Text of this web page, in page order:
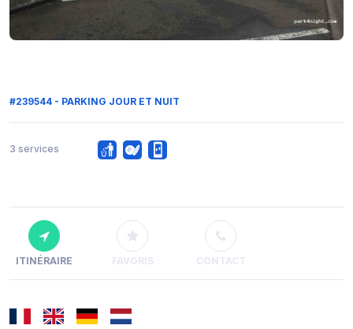
#239544 - PARKING JOUR ET NUIT
3 services
ITINÉRAIRE FAVORIS CONTACT